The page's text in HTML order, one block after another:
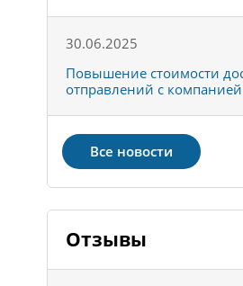
30.06.2025
Повышение стоимости
отправлений с
Все новости
Отзывы